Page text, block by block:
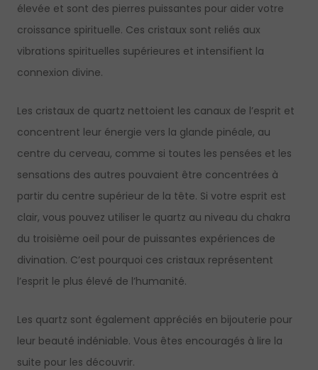
élevée et sont des pierres puissantes pour aider votre
croissance spirituelle. Ces cristaux sont reliés aux
vibrations spirituelles supérieures et intensifient la
connexion divine.
Les cristaux de quartz nettoient les canaux de l’esprit et
concentrent leur énergie vers la glande pinéale, au
centre du cerveau, comme si toutes les pensées et les
sensations des autres pouvaient être concentrées à
partir du centre supérieur de la tête. Si votre esprit est
clair, vous pouvez utiliser le quartz au niveau du chakra
du troisième oeil pour de puissantes expériences de
divination. C’est pourquoi ces cristaux représentent
l’esprit le plus élevé de l’humanité.
Les quartz sont également appréciés en bijouterie pour
leur beauté indéniable. Vous êtes encouragés à lire la
suite pour les découvrir.